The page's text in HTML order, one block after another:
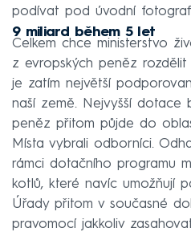
podívat pod úvodní
9 miliard během 5 let
Celkem chce ministerstvo
z evropských peněz
je zatím největší
naší země. Nejvyšší dotace
peněz přitom půjde do
Místa vybrali odborníci.
rámci dotačního programu
kotlů, které navíc umožňují
Úřady přitom v současné
pravomocí jakkoliv